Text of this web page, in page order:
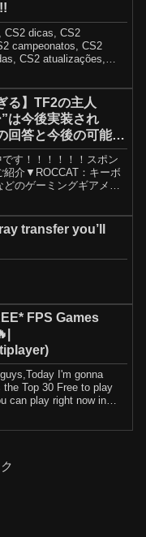
CS2 dicas, CS2
campeonatos, CS2
CS2 atualizações,
る】TF2の主人
は今後実装され
回答と今後の可能性
ApexLegends
す！！！！！！スポン
紹介▼ROCCAT：キーボ
のゲーミングギアメー
transfer you’ll
FPS Games
I'm gonna
Top 30 Free to play
can play right now in